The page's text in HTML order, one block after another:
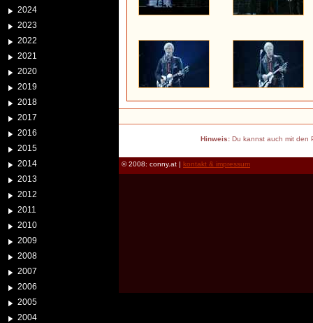
2024
2023
2022
2021
2020
2019
2018
2017
2016
2015
2014
2013
2012
2011
2010
2009
2008
2007
2006
2005
2004
Hinweis:Du kannst auch mit den
© 2008: conny.at | kontakt & impressum